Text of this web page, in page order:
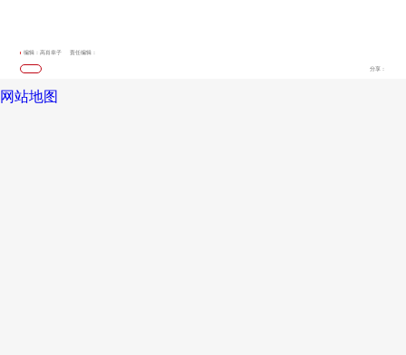
编辑：高肖幸子 责任编辑：
分享：
网站地图